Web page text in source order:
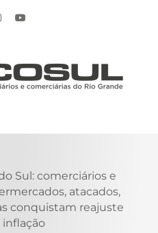
Sul: comerciários e
atacados,
conquistam reajuste
inflação